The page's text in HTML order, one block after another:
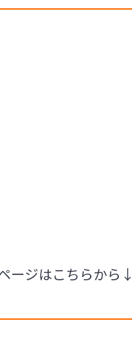
ージはこちらから↓